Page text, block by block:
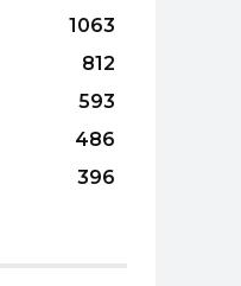
1063
812
593
486
396